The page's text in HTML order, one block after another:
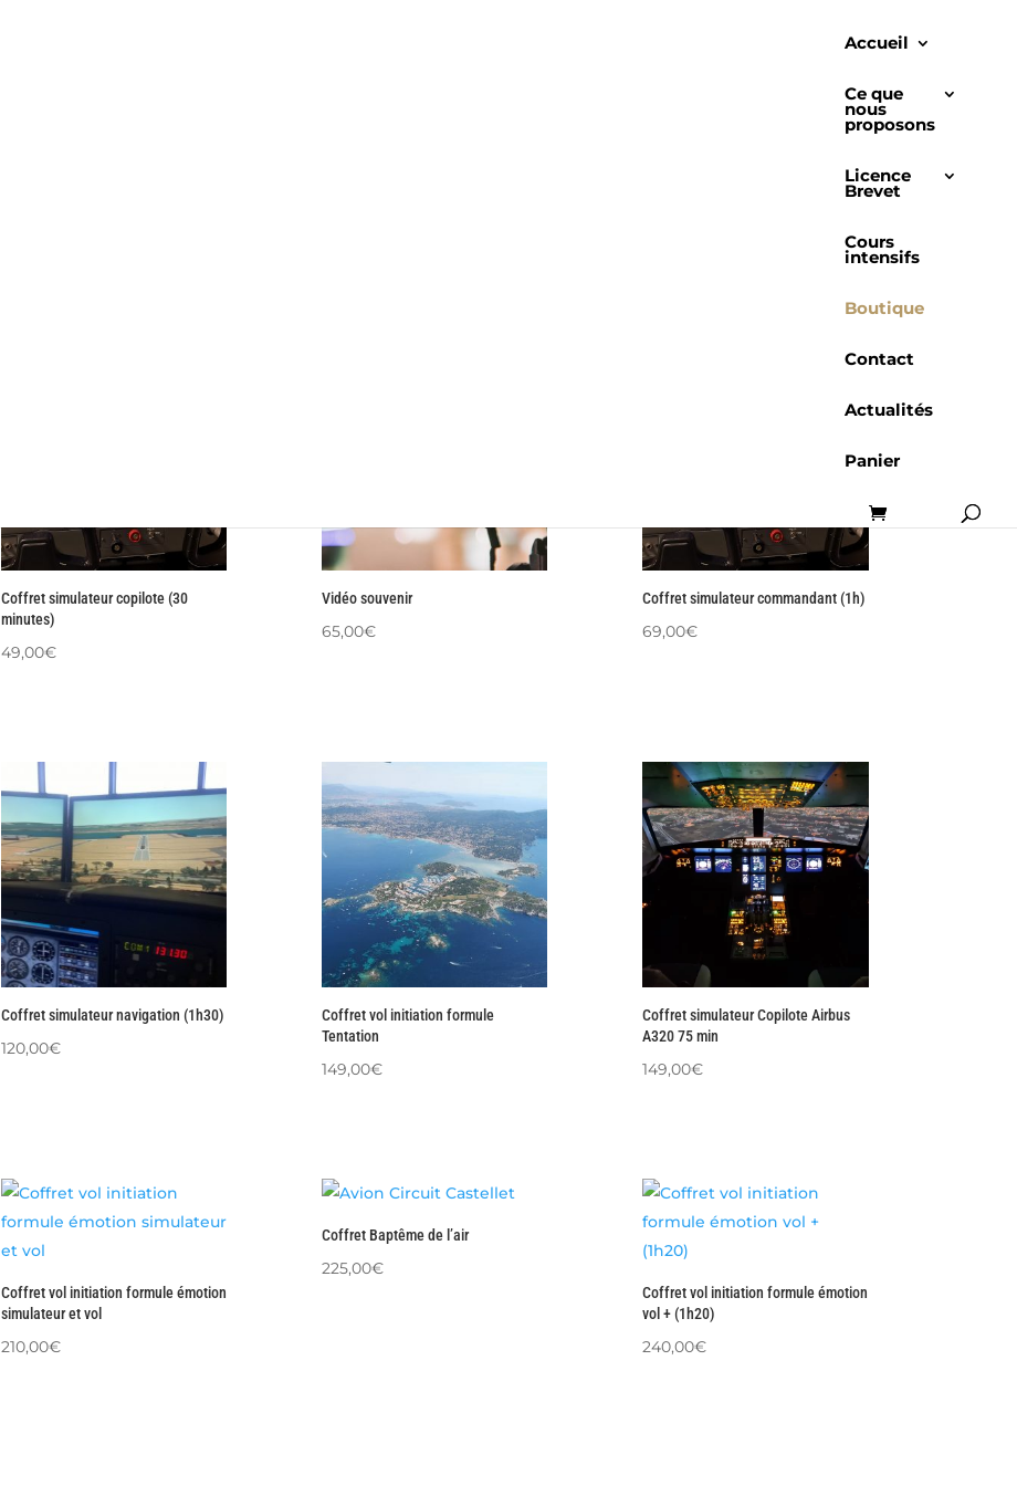
Accueil
Ce que
nous
proposons
Licence
Brevet
Cours
intensifs
Boutique
Contact
Actualités
Panier
Coffret simulateur copilote (30
minutes)
49,00€
Vidéo souvenir
65,00€
Coffret simulateur commandant (1h)
69,00€
Coffret simulateur navigation (1h30)
120,00€
Coffret vol initiation formule
Tentation
149,00€
Coffret simulateur Copilote Airbus
A320 75 min
149,00€
Coffret vol initiation formule émotion
simulateur et vol
210,00€
Coffret Baptême de l’air
225,00€
Coffret vol initiation formule émotion
vol + (1h20)
240,00€